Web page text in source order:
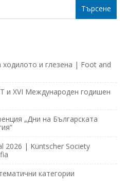
ходилото и глезена | Foot and
и XVI Международен годишен
„Дни на Българската
2026 | Küntscher Society
категории